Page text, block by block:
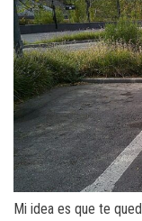
Mi idea es que te